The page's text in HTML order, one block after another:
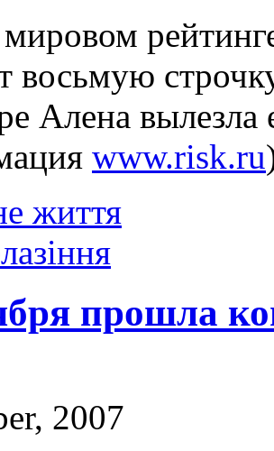
восьмую
Алена
www.risk.ru
життя
прошла
2007